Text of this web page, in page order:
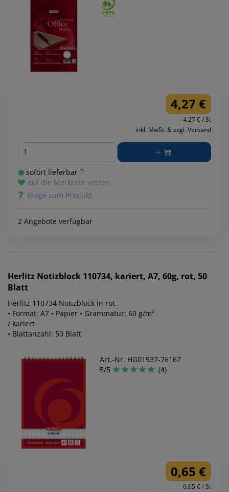
4,27 €
4.27 € / St
inkl. MwSt. & zzgl. Versand
Menge
sofort lieferbar ¹⁾
auf die Merkliste setzen
Frage zum Produkt
2 Angebote verfügbar
Herlitz Notizblock 110734, kariert, A7, 60g, rot, 50
Blatt
Herlitz 110734 Notizblock in rot.
• Format: A7 • Papier • Grammatur: 60 g/m²
/ kariert
• Blattanzahl: 50 Blatt
Art.-Nr. HG01937-76167
5/5
(4)
0,65 €
0.65 € / St